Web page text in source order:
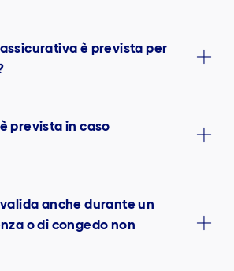
è prevista per
prevista in caso
anche durante un
o di congedo non